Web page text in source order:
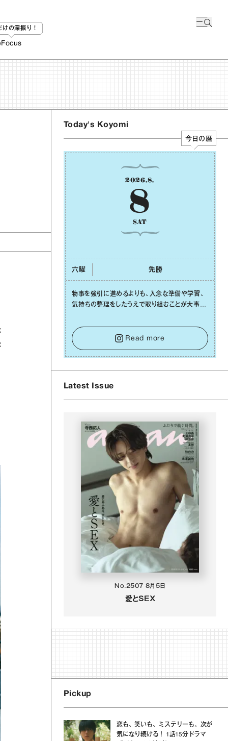
けの深掘り！
Focus
Today's Koyomi
今日の暦
2026.8.
8
SAT
六曜 先勝
物事を強引に進めるよりも、⼊念な準備や学習、
気持ちの整理をしたうえで取り組むことが⼤事な
も焦らないで。意思を伝える⼯夫をしたり、あなた
⾃⾝や疲れていそうな⼈をいたわることに時間を
使いましょう。ここでしっかりとエネルギーを蓄
え、困難を乗り越える⼒に変えましょう。
Read more
Latest Issue
No.2507 8月5日
愛とSEX
Pickup
恋も、笑いも、ミステリーも。次が
気になり続ける！ 1話15分ドラマ